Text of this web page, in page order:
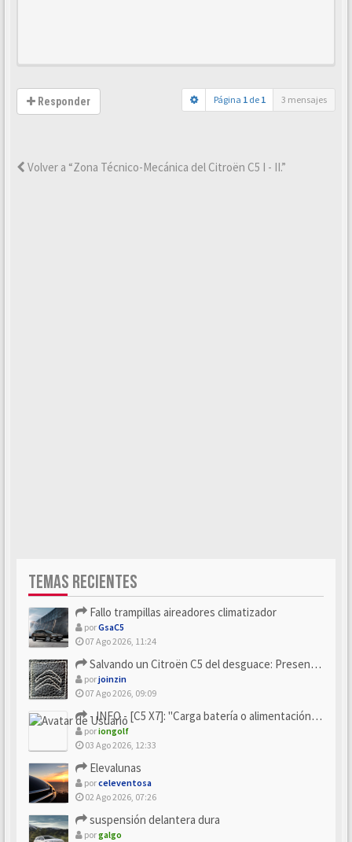
Responder Página 1 de 1 3 mensajes
Volver a “Zona Técnico-Mecánica del Citroën C5 I - II.”
TEMAS RECIENTES
Fallo trampillas aireadores climatizador
porGsaC5
07 Ago 2026, 11:24
Salvando un Citroën C5 del desguace: Presentación y seguimiento
porjoinzin
07 Ago 2026, 09:09
- INFO - [C5 X7]: "Carga batería o alimentación eléctri...
poriongolf
03 Ago 2026, 12:33
Elevalunas
porceleventosa
02 Ago 2026, 07:26
suspensión delantera dura
porgalgo